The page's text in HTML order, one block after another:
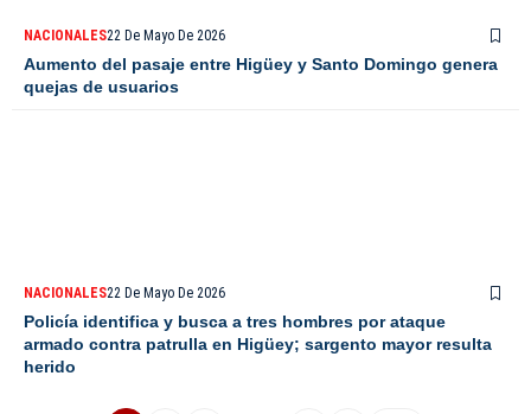
NACIONALES22 De Mayo De 2026
Aumento del pasaje entre Higüey y Santo Domingo genera
quejas de usuarios
NACIONALES22 De Mayo De 2026
Policía identifica y busca a tres hombres por ataque
armado contra patrulla en Higüey; sargento mayor resulta
herido